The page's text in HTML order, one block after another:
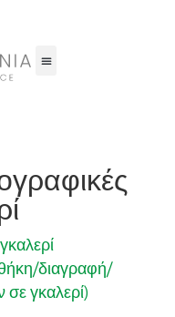
διαγραφή/
γκαλερί)